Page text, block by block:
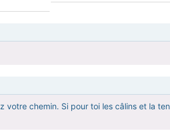
chemin. Si pour toi les câlins et la